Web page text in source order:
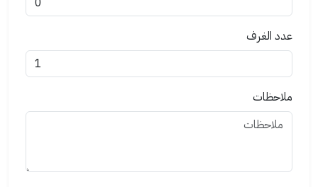
عدد الغرف
ملاحظات